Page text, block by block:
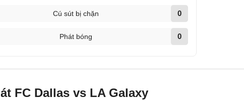
Cú sút bị chặn 0
Phát bóng 0
FC Dallas vs LA Galaxy